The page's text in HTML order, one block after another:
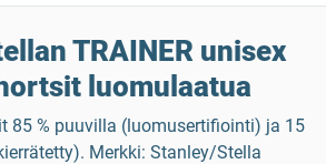
TRAINER unisex
luomulaatua
85 % puuvilla (luomusertifiointi) ja 15
Merkki: Stanley/Stella